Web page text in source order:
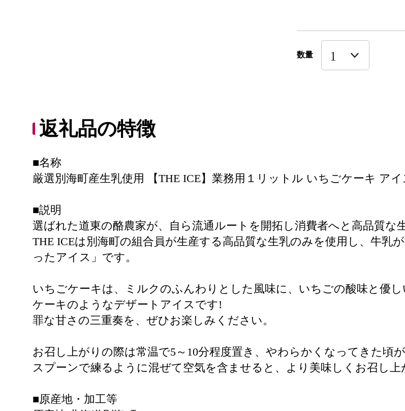
数量
返礼品の特徴
■名称
厳選別海町産生乳使用 【THE ICE】業務用１リットル いちごケーキ アイ
■説明
選ばれた道東の酪農家が、自ら流通ルートを開拓し消費者へと高品質な
THE ICEは別海町の組合員が生産する高品質な生乳のみを使用し、牛乳
ったアイス」です。
いちごケーキは、ミルクのふんわりとした風味に、いちごの酸味と優
ケーキのようなデザートアイスです!
罪な甘さの三重奏を、ぜひお楽しみください。
お召し上がりの際は常温で5～10分程度置き、やわらかくなってきた頃
スプーンで練るように混ぜて空気を含ませると、より美味しくお召し上
■原産地・加工等